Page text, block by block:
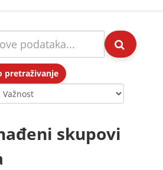
pretraživanje
skupovi